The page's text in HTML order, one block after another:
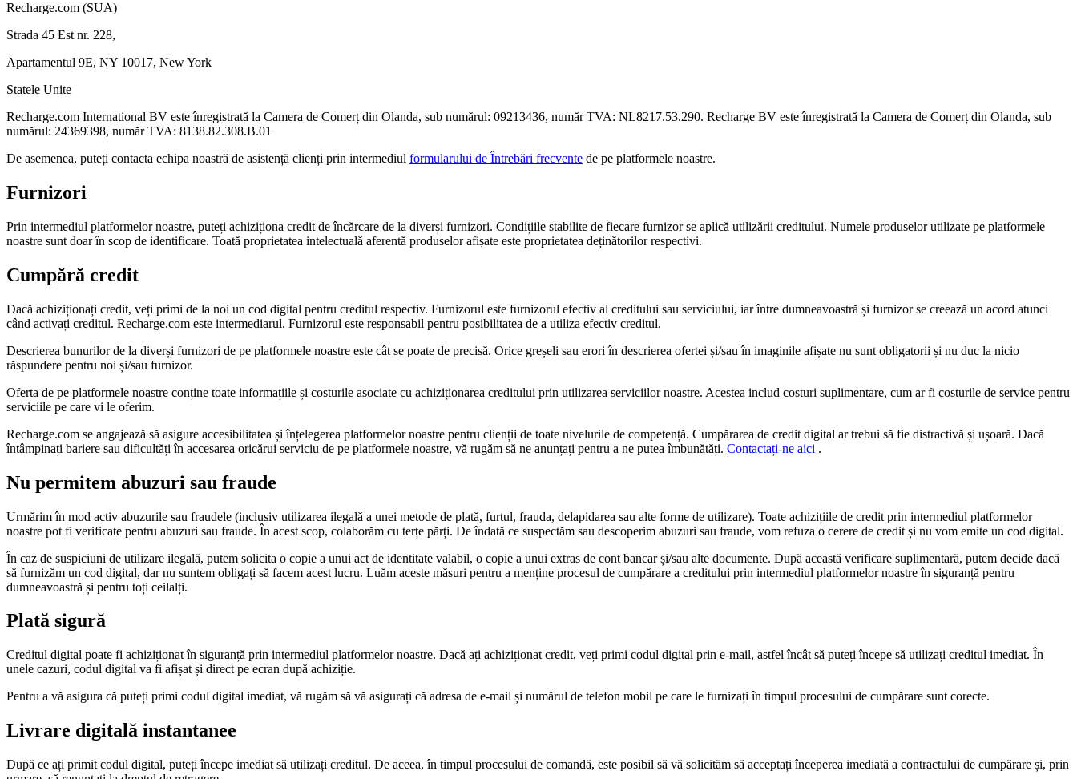
Recharge.com (SUA)
Strada 45 Est nr. 228,
Apartamentul 9E, NY 10017, New York
Statele Unite
Recharge.com International BV este înregistrată la Camera de Comerț din Olanda, sub numărul: 09213436, număr TVA: NL8217.53.290. Recharge BV este înregistrată la Camera de Comerț din Olanda, sub
numărul: 24369398, număr TVA: 8138.82.308.B.01
De asemenea, puteți contacta echipa noastră de asistență clienți prin intermediul formularului de Întrebări frecvente de pe platformele noastre.
Furnizori
Prin intermediul platformelor noastre, puteți achiziționa credit de încărcare de la diverși furnizori. Condițiile stabilite de fiecare furnizor se aplică utilizării creditului. Numele produselor utilizate pe platformele
noastre sunt doar în scop de identificare. Toată proprietatea intelectuală aferentă produselor afișate este proprietatea deținătorilor respectivi.
Cumpără credit
Dacă achiziționați credit, veți primi de la noi un cod digital pentru creditul respectiv. Furnizorul este furnizorul efectiv al creditului sau serviciului, iar între dumneavoastră și furnizor se creează un acord atunci
când activați creditul. Recharge.com este intermediarul. Furnizorul este responsabil pentru posibilitatea de a utiliza efectiv creditul.
Descrierea bunurilor de la diverși furnizori de pe platformele noastre este cât se poate de precisă. Orice greșeli sau erori în descrierea ofertei și/sau în imaginile afișate nu sunt obligatorii și nu duc la nicio
răspundere pentru noi și/sau furnizor.
Oferta de pe platformele noastre conține toate informațiile și costurile asociate cu achiziționarea creditului prin utilizarea serviciilor noastre. Acestea includ costuri suplimentare, cum ar fi costurile de service pentru
serviciile pe care vi le oferim.
Recharge.com se angajează să asigure accesibilitatea și înțelegerea platformelor noastre pentru clienții de toate nivelurile de competență. Cumpărarea de credit digital ar trebui să fie distractivă și ușoară. Dacă
întâmpinați bariere sau dificultăți în accesarea oricărui serviciu de pe platformele noastre, vă rugăm să ne anunțați pentru a ne putea îmbunătăți. Contactați-ne aici .
Nu permitem abuzuri sau fraude
Urmărim în mod activ abuzurile sau fraudele (inclusiv utilizarea ilegală a unei metode de plată, furtul, frauda, ​​delapidarea sau alte forme de utilizare). Toate achizițiile de credit prin intermediul platformelor
noastre pot fi verificate pentru abuzuri sau fraude. În acest scop, colaborăm cu terțe părți. De îndată ce suspectăm sau descoperim abuzuri sau fraude, vom refuza o cerere de credit și nu vom emite un cod digital.
În caz de suspiciuni de utilizare ilegală, putem solicita o copie a unui act de identitate valabil, o copie a unui extras de cont bancar și/sau alte documente. După această verificare suplimentară, putem decide dacă
să furnizăm un cod digital, dar nu suntem obligați să facem acest lucru. Luăm aceste măsuri pentru a menține procesul de cumpărare a creditului prin intermediul platformelor noastre în siguranță pentru
dumneavoastră și pentru toți ceilalți.
Plată sigură
Creditul digital poate fi achiziționat în siguranță prin intermediul platformelor noastre. Dacă ați achiziționat credit, veți primi codul digital prin e-mail, astfel încât să puteți începe să utilizați creditul imediat. În
unele cazuri, codul digital va fi afișat și direct pe ecran după achiziție.
Pentru a vă asigura că puteți primi codul digital imediat, vă rugăm să vă asigurați că adresa de e-mail și numărul de telefon mobil pe care le furnizați în timpul procesului de cumpărare sunt corecte.
Livrare digitală instantanee
După ce ați primit codul digital, puteți începe imediat să utilizați creditul. De aceea, în timpul procesului de comandă, este posibil să vă solicităm să acceptați începerea imediată a contractului de cumpărare și, prin